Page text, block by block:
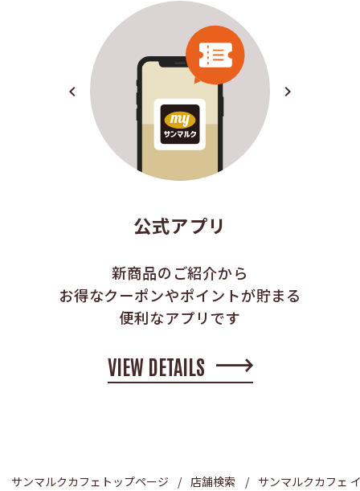
公式アプリ
新商品のご紹介から
お得なクーポンやポイントが貯まる
便利なアプリです
VIEW DETAILS
navigate_before navigate_next
サンマルクカフェトップページ 店舗検索 サンマルクカフェ